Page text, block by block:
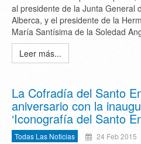
al presidente de la Junta General
Alberca, y el presidente de la
María Santísima de la Soledad
Leer más...
La Cofradía del Santo
aniversario con la
‘Iconografía del Santo
Todas Las Noticias 24 Feb 2015